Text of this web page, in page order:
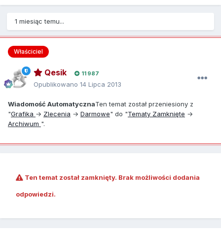
1 miesiąc temu...
Właściciel
Qesik 11 987
Opublikowano 14 Lipca 2013
Wiadomość AutomatycznaTen temat został przeniesiony z
"Grafika → Zlecenia → Darmowe" do "Tematy Zamknięte →
Archiwum ".
Ten temat został zamknięty. Brak możliwości dodania
odpowiedzi.